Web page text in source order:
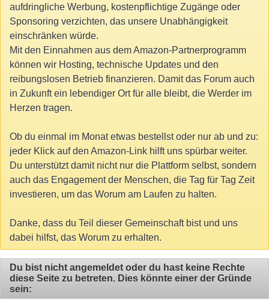
aufdringliche Werbung, kostenpflichtige Zugänge oder
Sponsoring verzichten, das unsere Unabhängigkeit
einschränken würde.
Mit den Einnahmen aus dem Amazon-Partnerprogramm
können wir Hosting, technische Updates und den
reibungslosen Betrieb finanzieren. Damit das Forum auch
in Zukunft ein lebendiger Ort für alle bleibt, die Werder im
Herzen tragen.
Ob du einmal im Monat etwas bestellst oder nur ab und zu:
jeder Klick auf den Amazon-Link hilft uns spürbar weiter.
Du unterstützt damit nicht nur die Plattform selbst, sondern
auch das Engagement der Menschen, die Tag für Tag Zeit
investieren, um das Worum am Laufen zu halten.
Danke, dass du Teil dieser Gemeinschaft bist und uns
dabei hilfst, das Worum zu erhalten.
Du bist nicht angemeldet oder du hast keine Rechte
diese Seite zu betreten. Dies könnte einer der Gründe
sein: